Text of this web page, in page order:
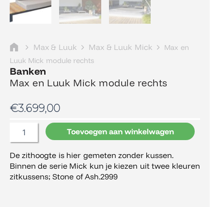
Max & Luuk Max & Luuk Mick
Max en
Luuk Mick module rechts
Banken
Max en Luuk Mick module rechts
€3.699,00
Luuk
Mick
module
rechts
Toevoegen aan winkelwagen
De zithoogte is hier gemeten zonder kussen.
Binnen de serie Mick kun je kiezen uit twee kleuren
zitkussens; Stone of Ash.2999